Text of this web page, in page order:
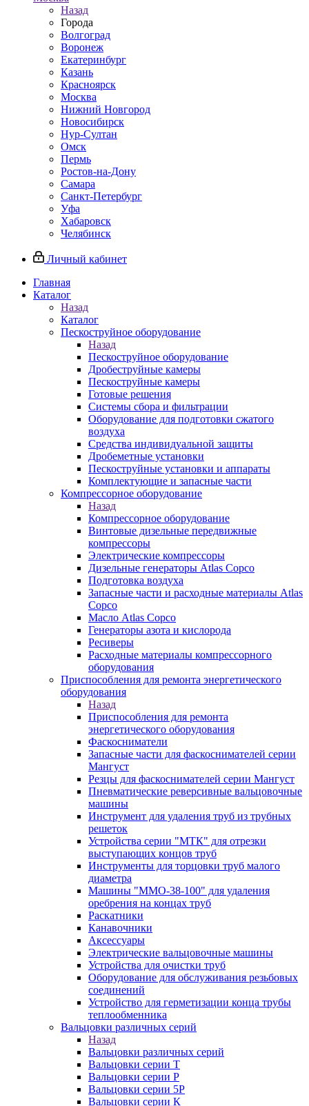
Назад
Города
Волгоград
Воронеж
Екатеринбург
Казань
Красноярск
Москва
Нижний Новгород
Новосибирск
Нур-Султан
Омск
Пермь
Ростов-на-Дону
Самара
Санкт-Петербург
Уфа
Хабаровск
Челябинск
Личный кабинет
Главная
Каталог
Назад
Каталог
Пескоструйное оборудование
Назад
Пескоструйное оборудование
Дробеструйные камеры
Пескоструйные камеры
Готовые решения
Системы сбора и фильтрации
Оборудование для подготовки сжатого
воздуха
Средства индивидуальной защиты
Дробеметные установки
Пескоструйные установки и аппараты
Комплектующие и запасные части
Компрессорное оборудование
Назад
Компрессорное оборудование
Винтовые дизельные передвижные
компрессоры
Электрические компрессоры
Дизельные генераторы Atlas Copco
Подготовка воздуха
Запасные части и расходные материалы Atlas
Copco
Масло Atlas Copco
Генераторы азота и кислорода
Ресиверы
Расходные материалы компрессорного
оборудования
Приспособления для ремонта энергетического
оборудования
Назад
Приспособления для ремонта
энергетического оборудования
Фаскосниматели
Запасные части для фаскоснимателей серии
Мангуст
Резцы для фаскоснимателей серии Мангуст
Пневматические реверсивные вальцовочные
машины
Инструмент для удаления труб из трубных
решеток
Устройства серии "МТК" для отрезки
выступающих концов труб
Инструменты для торцовки труб малого
диаметра
Машины "ММО-38-100" для удаления
оребрения на концах труб
Раскатники
Канавочники
Аксессуары
Электрические вальцовочные машины
Устройства для очистки труб
Оборудование для обслуживания резьбовых
соединений
Устройство для герметизации конца трубы
теплообменника
Вальцовки различных серий
Назад
Вальцовки различных серий
Вальцовки серии Т
Вальцовки серии Р
Вальцовки серии 5Р
Вальцовки серии К